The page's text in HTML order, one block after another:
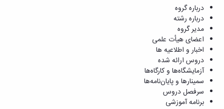
درباره گروه
درباره رشته
مدیر گروه
اعضای هیأت علمی
اخبار و اطلاعیه ها
دروس ارائه شده
آزمایشگاه‌ها و کارگاه‌ها
سمینارها و پایان‌نامه‌ها
سرفصل دروس
برنامه آموزشی